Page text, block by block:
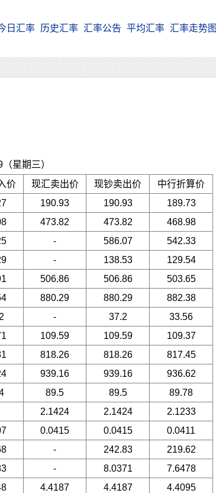
日汇率 历史汇率 汇率公告 平均汇率 汇率走势图
星期三）
价 现汇卖出价 现钞卖出价
中行折算价
190.93 190.93
189.73
473.82 473.82
468.98
- 586.07
542.33
- 138.53
129.54
506.86 506.86
503.65
880.29 880.29
882.38
- 37.2
33.56
109.59 109.59
109.37
818.26 818.26
817.45
939.16 939.16
936.62
89.5 89.5
89.78
2.1424 2.1424
2.1233
0.0415 0.0415
0.0411
- 242.83
219.62
- 8.0371
7.6478
4.4187 4.4187
4.4095